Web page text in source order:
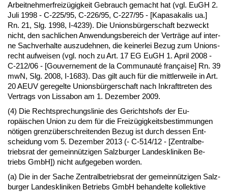
Ar­beit­neh­mer­freizügig­keit Ge­brauch ge­macht hat (vgl. EuGH 2.
Ju­li 1998 - C-225/95, C-226/95, C-227/95 - [Ka­pasaka­lis ua.]
Rn. 21, Slg. 1998, I-4239). Die Uni­onsbürger­schaft be­zweckt
nicht, den sach­li­chen An­wen­dungs­be­reich der Verträge auf in­ter­
ne Sach­ver­hal­te aus­zu­deh­nen, die kei­ner­lei Be­zug zum Uni­ons­
recht auf­wei­sen (vgl. noch zu Art. 17 EG EuGH 1. April 2008 -
C-212/06 - [Gou­ver­ne­ment de la Com­mu­nauté françai­se] Rn. 39
mwN, Slg. 2008, I-1683). Das gilt auch für die mitt­ler­wei­le in Art.
20 AEUV ge­re­gel­te Uni­onsbürger­schaft nach In­kraft­tre­ten des
Ver­trags von Lis­sa­bon am 1. De­zem­ber 2009.
(4) Die Recht­spre­chungs­li­nie des Ge­richts­hofs der Eu­
ropäischen Uni­on zu dem für die Freizügig­keits­be­stim­mun­gen
nöti­gen grenzüber­schrei­ten­den Be­zug ist durch des­sen Ent­
schei­dung vom 5. De­zem­ber 2013 (- C-514/12 - [Zen­tral­be­
triebs­rat der ge­meinnützi­gen Salz­bur­ger Lan­des­kli­ni­ken Be­
triebs GmbH]) nicht auf­ge­ge­ben wor­den.
(a) Die in der Sa­che Zen­tral­be­triebs­rat der ge­meinnützi­gen Salz­
bur­ger Lan­des­kli­ni­ken Be­triebs GmbH be­han­del­te kol­lek­ti­ve